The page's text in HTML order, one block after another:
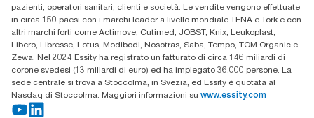
pazienti, operatori sanitari, clienti e società. Le vendite vengono effettuate
in circa 150 paesi con i marchi leader a livello mondiale TENA e Tork e con
altri marchi forti come Actimove, Cutimed, JOBST, Knix, Leukoplast,
Libero, Libresse, Lotus, Modibodi, Nosotras, Saba, Tempo, TOM Organic e
Zewa. Nel 2024 Essity ha registrato un fatturato di circa 146 miliardi di
corone svedesi (13 miliardi di euro) ed ha impiegato 36.000 persone. La
sede centrale si trova a Stoccolma, in Svezia, ed Essity è quotata al
Nasdaq di Stoccolma. Maggiori informazioni su www.essity.com